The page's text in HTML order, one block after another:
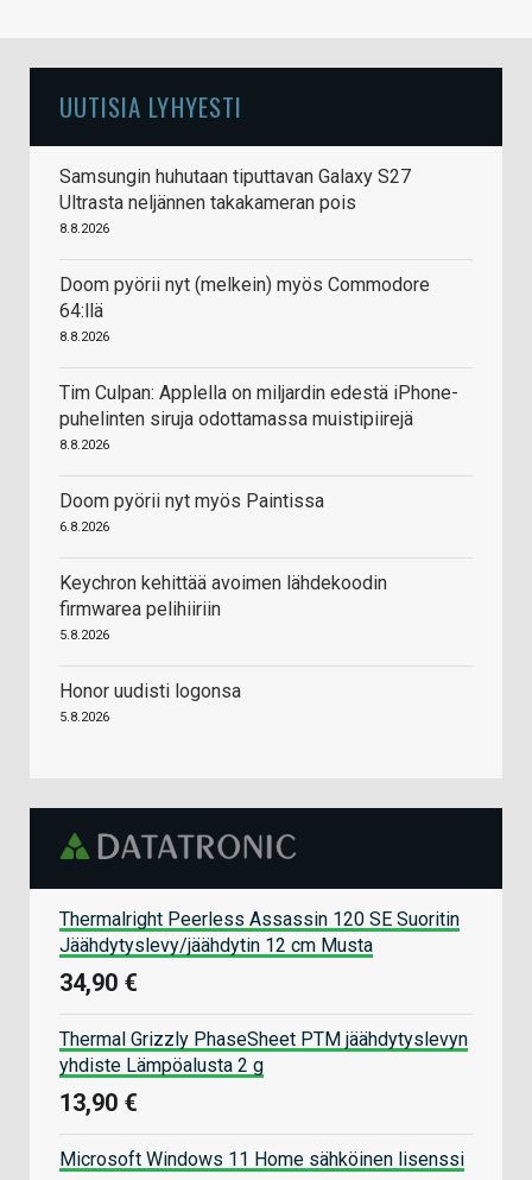
UUTISIA LYHYESTI
Samsungin huhutaan tiputtavan Galaxy S27
Ultrasta neljännen takakameran pois
8.8.2026
Doom pyörii nyt (melkein) myös Commodore
64:llä
8.8.2026
Tim Culpan: Applella on miljardin edestä iPhone-
puhelinten siruja odottamassa muistipiirejä
8.8.2026
Doom pyörii nyt myös Paintissa
6.8.2026
Keychron kehittää avoimen lähdekoodin
firmwarea pelihiiriin
5.8.2026
Honor uudisti logonsa
5.8.2026
Thermalright Peerless Assassin 120 SE Suoritin
Jäähdytyslevy/jäähdytin 12 cm Musta
34,90 €
Thermal Grizzly PhaseSheet PTM jäähdytyslevyn
yhdiste Lämpöalusta 2 g
13,90 €
Microsoft Windows 11 Home sähköinen lisenssi